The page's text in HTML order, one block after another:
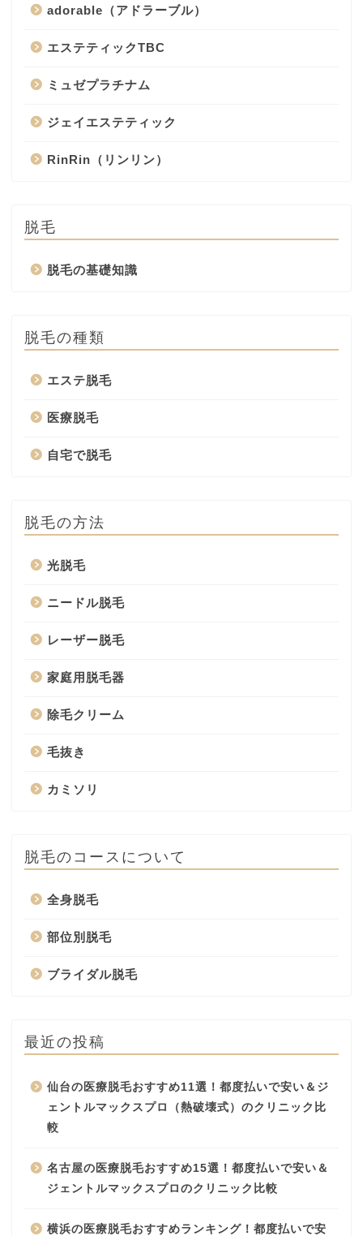
adorable（アドラーブル）
エステティックTBC
ミュゼプラチナム
ジェイエステティック
RinRin（リンリン）
脱毛
脱毛の基礎知識
脱毛の種類
エステ脱毛
医療脱毛
自宅で脱毛
脱毛の方法
光脱毛
ニードル脱毛
レーザー脱毛
家庭用脱毛器
除毛クリーム
毛抜き
カミソリ
脱毛のコースについて
全身脱毛
部位別脱毛
ブライダル脱毛
最近の投稿
仙台の医療脱毛おすすめ11選！都度払いで安い＆ジ
ェントルマックスプロ（熱破壊式）のクリニック比
較
名古屋の医療脱毛おすすめ15選！都度払いで安い＆
ジェントルマックスプロのクリニック比較
横浜の医療脱毛おすすめランキング！都度払いで安